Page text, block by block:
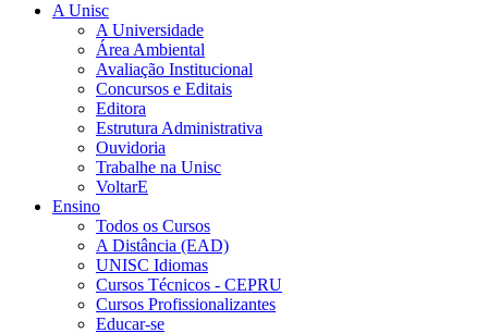
A Unisc
A Universidade
Área Ambiental
Avaliação Institucional
Concursos e Editais
Editora
Estrutura Administrativa
Ouvidoria
Trabalhe na Unisc
VoltarE
Ensino
Todos os Cursos
A Distância (EAD)
UNISC Idiomas
Cursos Técnicos - CEPRU
Cursos Profissionalizantes
Educar-se